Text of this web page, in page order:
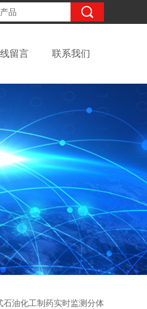
留言 联系我们
油化工制药实时监测分体